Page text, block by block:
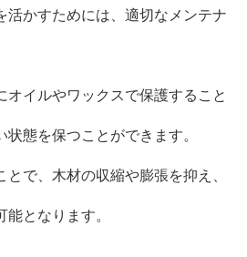
活かすためには、適切なメンテナ
オイルやワックスで保護すること
態を保つことができます。
とで、木材の収縮や膨張を抑え、
となります。